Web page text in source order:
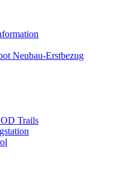
Neubau-Erstbezug
Trails